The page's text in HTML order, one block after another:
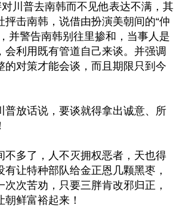
川普去南韩而不见他表达不满，其
抨击南韩，说借由扮演美朝间的“仲
并警告南韩别往里掺和，当事人是
会利用既有管道自己来谈。并强调
的对策才能会谈，而且期限只到今
普放话说，要谈就得拿出诚意、所
不多了，人不灭拥权恶者，天也得
有让特种部队给金正恩几颗黑枣，
次次苦劝，只要三胖肯改邪归正，
鲜富裕起来！